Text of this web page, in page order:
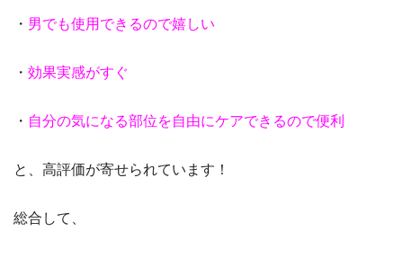
・ 男でも使用できるので嬉しい
・ 効果実感がすぐ
・ 自分の気になる部位を自由にケアできるので便利
と、高評価が寄せられています！
総合して、